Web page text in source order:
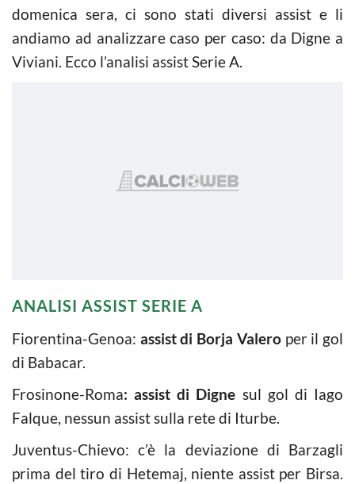
domenica sera, ci sono stati diversi assist e li
andiamo ad analizzare caso per caso: da Digne a
Viviani. Ecco l’analisi assist Serie A.
ANALISI ASSIST SERIE A
Fiorentina-Genoa: assist di Borja Valeroper il gol
di Babacar.
Frosinone-Roma: assist di Digne sul gol di Iago
Falque, nessun assist sulla rete di Iturbe.
Juventus-Chievo: c’è la deviazione di Barzagli
prima del tiro di Hetemaj, niente assist per Birsa.